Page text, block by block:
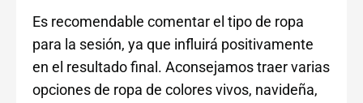
Es recomendable comentar el tipo de ropa
para la sesión, ya que influirá positivamente
en el resultado final. Aconsejamos traer varias
opciones de ropa de colores vivos, navideña,